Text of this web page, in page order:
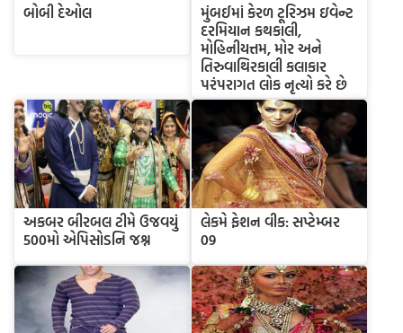
બોબી દેઓલ
મુંબઈમાં કેરળ ટૂરિઝમ ઇવેન્ટ
દરમિયાન કથકાલી,
મોહિનીયત્તમ, મોર અને
તિરુવાથિરકાલી કલાકાર
પરંપરાગત લોક નૃત્યો કરે છે
અકબર બીરબલ ટીમે ઉજવયું
500મો એપિસોડનિ જશ્ન
લેકમે ફેશન વીક: સપ્ટેમ્બર
09